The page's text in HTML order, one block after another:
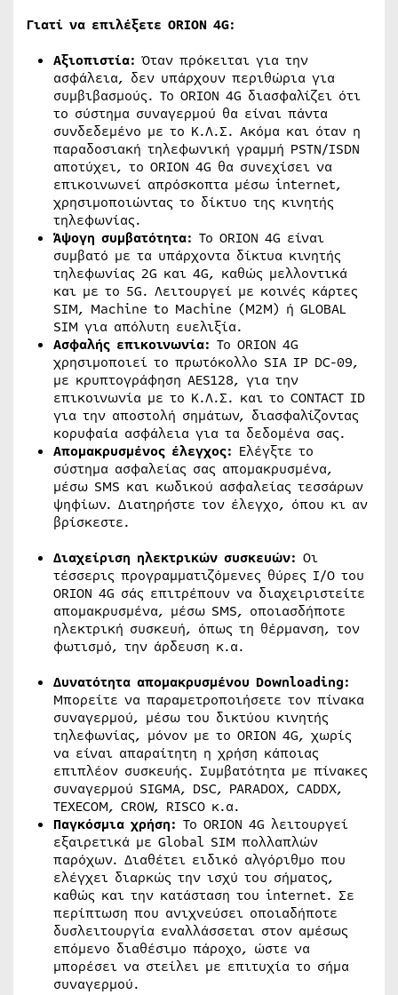
Γιατί να επιλέξετε ORION 4G:
Αξιοπιστία: Όταν πρόκειται για την
ασφάλεια, δεν υπάρχουν περιθώρια για
συμβιβασμούς. Το ORION 4G διασφαλίζει ότι
το σύστημα συναγερμού θα είναι πάντα
συνδεδεμένο με το Κ.Λ.Σ. Ακόμα και όταν η
παραδοσιακή τηλεφωνική γραμμή PSTN/ISDN
αποτύχει, το ORION 4G θα συνεχίσει να
επικοινωνεί απρόσκοπτα μέσω internet,
χρησιμοποιώντας το δίκτυο της κινητής
τηλεφωνίας.
Άψογη συμβατότητα: Το ORION 4G είναι
συμβατό με τα υπάρχοντα δίκτυα κινητής
τηλεφωνίας 2G και 4G, καθώς μελλοντικά
και με το 5G. Λειτουργεί με κοινές κάρτες
SIM, Machine to Machine (M2M) ή GLOBAL
SIM για απόλυτη ευελιξία.
Ασφαλής επικοινωνία: Το ORION 4G
χρησιμοποιεί το πρωτόκολλο SIA IP DC-09,
με κρυπτογράφηση AES128, για την
επικοινωνία με το Κ.Λ.Σ. και το CONTACT ID
για την αποστολή σημάτων, διασφαλίζοντας
κορυφαία ασφάλεια για τα δεδομένα σας.
Απομακρυσμένος έλεγχος: Ελέγξτε το
σύστημα ασφαλείας σας απομακρυσμένα,
μέσω SMS και κωδικού ασφαλείας τεσσάρων
ψηφίων. Διατηρήστε τον έλεγχο, όπου κι αν
βρίσκεστε.
Διαχείριση ηλεκτρικών συσκευών: Οι
τέσσερις προγραμματιζόμενες θύρες I/O του
ORION 4G σάς επιτρέπουν να διαχειριστείτε
απομακρυσμένα, μέσω SMS, οποιασδήποτε
ηλεκτρική συσκευή, όπως τη θέρμανση, τον
φωτισμό, την άρδευση κ.α.
Δυνατότητα απομακρυσμένου Downloading:
Μπορείτε να παραμετροποιήσετε τον πίνακα
συναγερμού, μέσω του δικτύου κινητής
τηλεφωνίας, μόνον με το ORION 4G, χωρίς
να είναι απαραίτητη η χρήση κάποιας
επιπλέον συσκευής. Συμβατότητα με πίνακες
συναγερμού SIGMA, DSC, PARADOX, CADDX,
TEXECOM, CROW, RISCO κ.α.
Παγκόσμια χρήση: Το ORION 4G λειτουργεί
εξαιρετικά με Global SIM πολλαπλών
παρόχων. Διαθέτει ειδικό αλγόριθμο που
ελέγχει διαρκώς την ισχύ του σήματος,
καθώς και την κατάσταση του internet. Σε
περίπτωση που ανιχνεύσει οποιαδήποτε
δυσλειτουργία εναλλάσσεται στον αμέσως
επόμενο διαθέσιμο πάροχο, ώστε να
μπορέσει να στείλει με επιτυχία το σήμα
συναγερμού.